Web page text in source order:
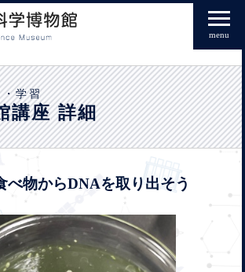
menu
・学習
講座 詳細
べ物からDNAを取り出そう